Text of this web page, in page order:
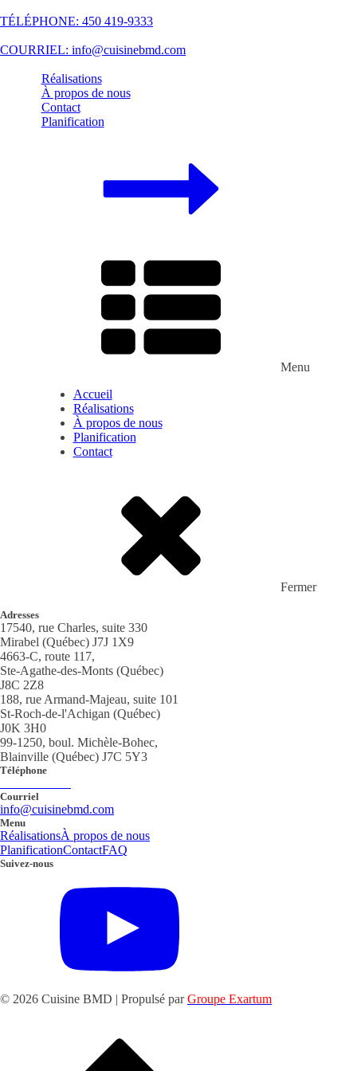
TÉLÉPHONE: 450 419-9333
COURRIEL: info@cuisinebmd.com
Réalisations
À propos de nous
Contact
Planification
Menu
Accueil
Réalisations
À propos de nous
Planification
Contact
Fermer
Adresses
17540, rue Charles, suite 330
Mirabel (Québec) J7J 1X9
4663-C, route 117,
Ste-Agathe-des-Monts (Québec)
J8C 2Z8
188, rue Armand-Majeau, suite 101
St-Roch-de-l'Achigan (Québec)
J0K 3H0
99-1250, boul. Michèle-Bohec,
Blainville (Québec) J7C 5Y3
Téléphone
Courriel
info@cuisinebmd.com
Menu
RéalisationsÀ propos de nous
PlanificationContactFAQ
Suivez-nous
© 2026 Cuisine BMD | Propulsé parGroupe Exartum